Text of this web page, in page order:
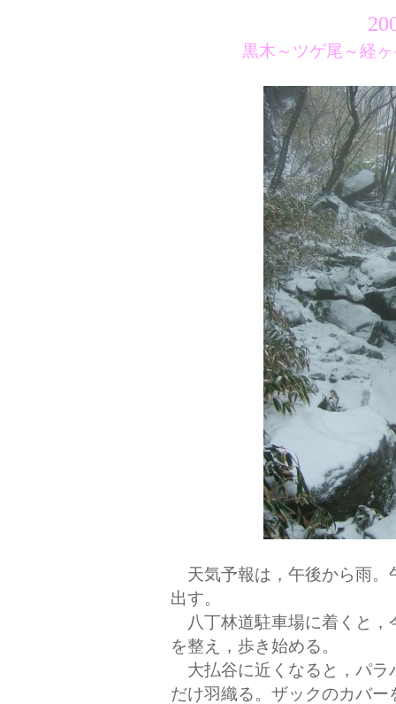
黒木～ツゲ尾～経
天気予報は，午後から雨。
出す。
八丁林道駐車場に着くと，
を整え，歩き始める。
大払谷に近くなると，パラ
だけ羽織る。ザックのカバ